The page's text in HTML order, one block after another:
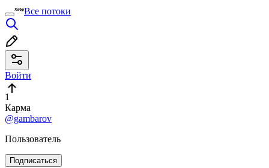
Все потоки
Войти
1
Карма
@gambarov
Пользователь
Подписаться